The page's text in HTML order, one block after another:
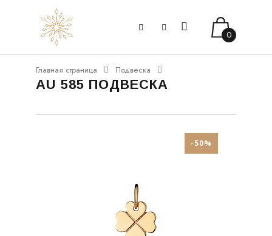
0
Главная страница Подвеска
AU 585 ПОДВЕСКА
-50%